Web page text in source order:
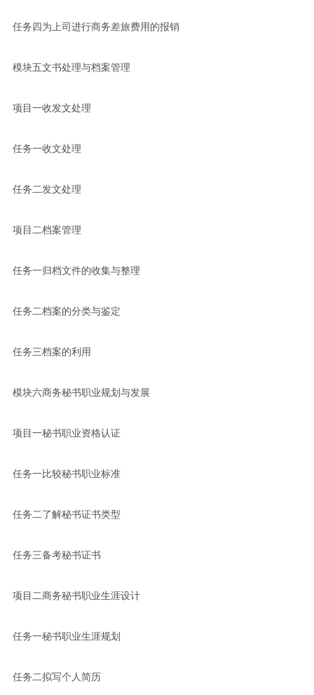
任务四为上司进行商务差旅费用的报销
模块五文书处理与档案管理
项目一收发文处理
任务一收文处理
任务二发文处理
项目二档案管理
任务一归档文件的收集与整理
任务二档案的分类与鉴定
任务三档案的利用
模块六商务秘书职业规划与发展
项目一秘书职业资格认证
任务一比较秘书职业标准
任务二了解秘书证书类型
任务三备考秘书证书
项目二商务秘书职业生涯设计
任务一秘书职业生涯规划
任务二拟写个人简历